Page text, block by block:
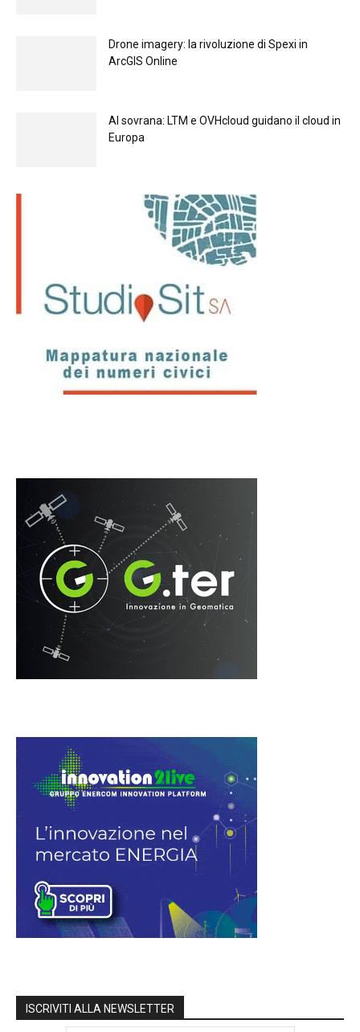
Drone imagery: la rivoluzione di Spexi in
ArcGIS Online
Al sovrana: LTM е OVHcloud guidano il cloud in
Europа
ISCRIVITI ALLA NEWSLETTER